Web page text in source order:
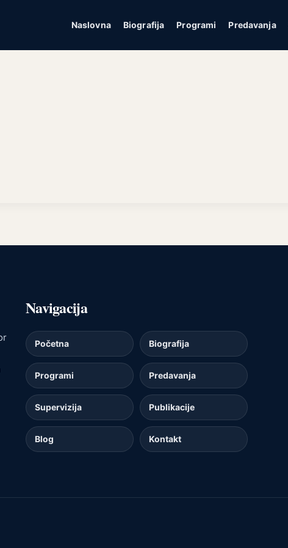
Naslovna Biografija Programi Predavanja
Navigacija
Početna Biografija
Programi Predavanja
Supervizija Publikacije
Blog Kontakt